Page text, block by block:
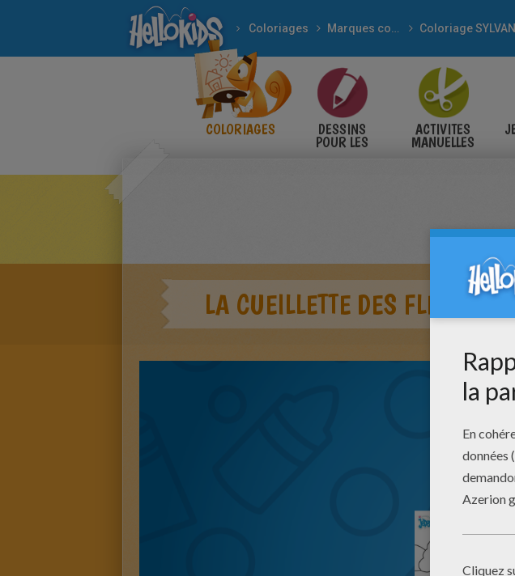
Coloriages Marques connues Coloriage
COLORIAGES DESSINS
POUR LES
ACTIVITES
MANUELLES
LA CUEILLETTE DES FLEURS